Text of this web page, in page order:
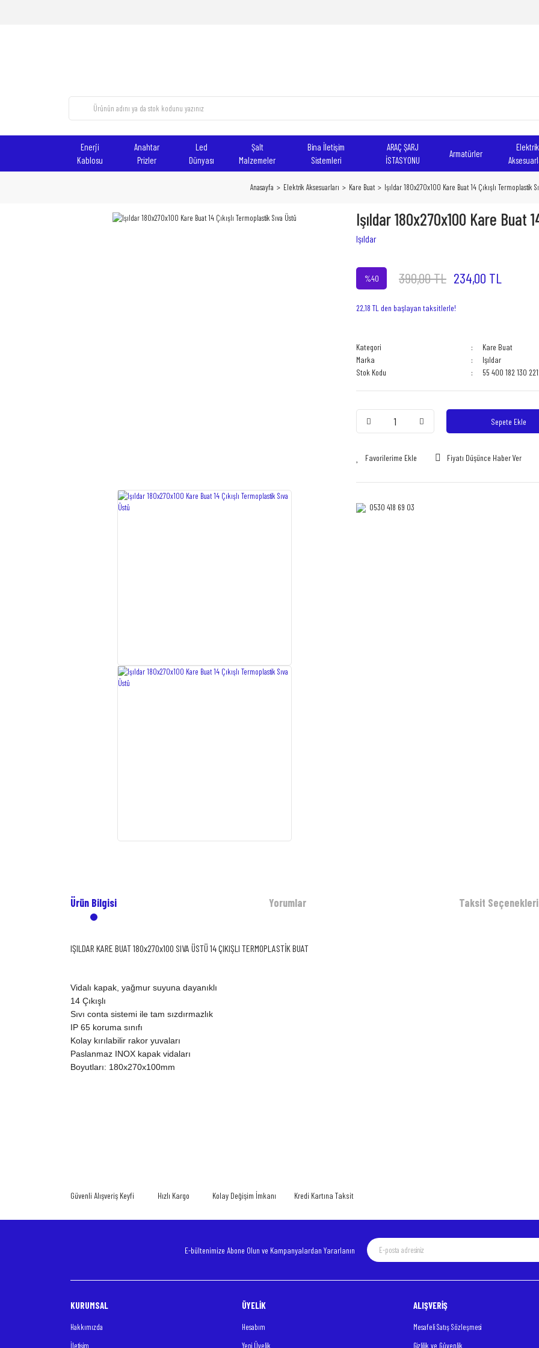
Enerji
Kablosu
Anahtar
Prizler
Led
Dünyası
Şalt
Malzemeler
Bina İletişim
Sistemleri
ARAÇ ŞARJ
İSTASYONU
Armatürler
Elektrik
Anasayfa Elektrik Aksesuarları Kare Buat Işıldar 180x270x100 Kare Buat 14 Çıkışlı Termoplastik
Işıldar 180x270x100 Kare Buat
Işıldar
%40 390,00 TL 234,00 TL
22,18 TL den başlayan taksitlerle!
Kategori
Kare Buat
Marka
Işıldar
Stok Kodu
55 400 182 130
Sepete Ekle
Fiyatı Düşünce Haber Ver
0530 418 69 03‎‎
Ürün Bilgisi Yorumlar Taksit Seçenekleri
IŞILDAR KARE BUAT 180x270x100 SIVA ÜSTÜ 14 ÇIKIŞLI TERMOPLASTİK BUAT
Vidalı kapak, yağmur suyuna dayanıklı
14 Çıkışlı
Sıvı conta sistemi ile tam sızdırmazlık
IP 65 koruma sınıfı
Kolay kırılabilir rakor yuvaları
Paslanmaz INOX kapak vidaları
Boyutları: 180x270x100mm
Ürün bilgilerinde hatalar bulunuyor.
Ürün fiyatı diğer sitelerden daha pahalı.
Güvenli Alışveriş Keyfi Hızlı Kargo Kolay Değişim İmkanı Kredi Kartına Taksit
E-bültenimize Abone Olun ve Kampanyalardan Yararlanın
KURUMSAL
Hakkımızda
İletişim
ÜYELİK
Hesabım
Yeni Üyelik
ALIŞVERİŞ
Mesafeli Satış Sözleşmesi
Gizlilik ve Güvenlik